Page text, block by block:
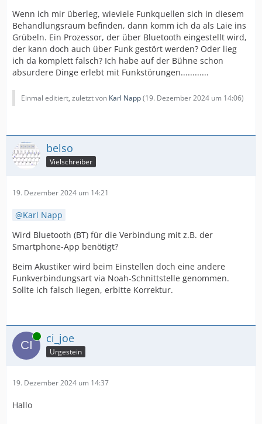
Wenn ich mir überleg, wieviele Funkquellen sich in diesem
Behandlungsraum befinden, dann komm ich da als Laie ins
Grübeln. Ein Prozessor, der über Bluetooth eingestellt wird,
der kann doch auch über Funk gestört werden? Oder lieg
ich da komplett falsch? Ich habe auf der Bühne schon
absurdere Dinge erlebt mit Funkstörungen............
Einmal editiert, zuletzt von Karl Napp(19. Dezember 2024 um 14:06)
belso
Vielschreiber
19. Dezember 2024 um 14:21
Karl Napp
Wird Bluetooth (BT) für die Verbindung mit z.B. der
Smartphone-App benötigt?
Beim Akustiker wird beim Einstellen doch eine andere
Funkverbindungsart via Noah-Schnittstelle genommen.
Sollte ich falsch liegen, erbitte Korrektur.
Online ci_joe
Urgestein
19. Dezember 2024 um 14:37
Hallo